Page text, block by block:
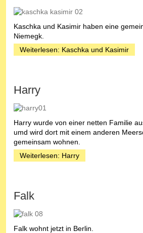
Kaschka und Kasimir haben eine
Niemegk.
Weiterlesen: Kaschka und Kasimir
Harry
Harry wurde von einer netten Familie
umd wird dort mit einem anderen
gemeinsam wohnen.
Weiterlesen: Harry
Falk
Falk wohnt jetzt in Berlin.